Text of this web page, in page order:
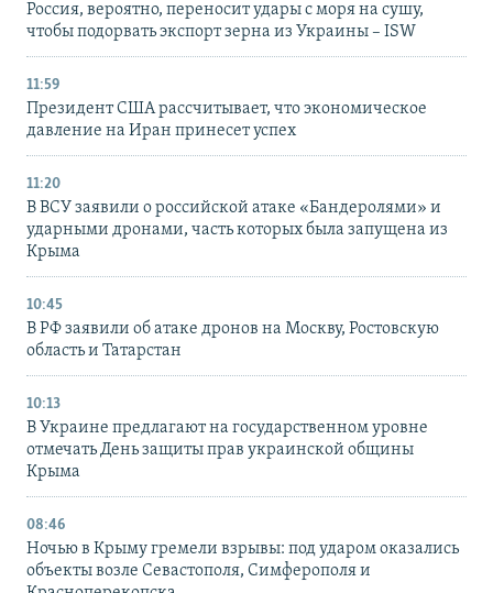
Россия, вероятно, переносит удары с моря на сушу,
чтобы подорвать экспорт зерна из Украины – ISW
11:59
Президент США рассчитывает, что экономическое
давление на Иран принесет успех
11:20
В ВСУ заявили о российской атаке «Бандеролями» и
ударными дронами, часть которых была запущена из
Крыма
10:45
В РФ заявили об атаке дронов на Москву, Ростовскую
область и Татарстан
10:13
В Украине предлагают на государственном уровне
отмечать День защиты прав украинской общины
Крыма
08:46
Ночью в Крыму гремели взрывы: под ударом оказались
объекты возле Севастополя, Симферополя и